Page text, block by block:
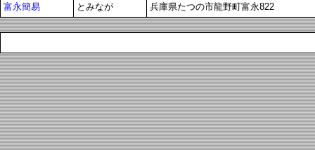
富永簡易
とみなが 兵庫県たつの市龍野町富永822